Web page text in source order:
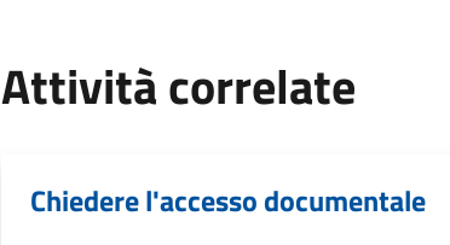
Attività correlate
Chiedere l'accesso documentale